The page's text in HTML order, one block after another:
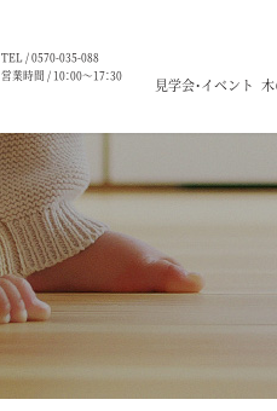
TEL /0570-035-088
営業時間 / 10：00～17：30
見学会・イベント